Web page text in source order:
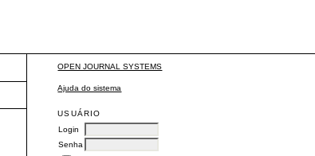
OPEN JOURNAL SYSTEMS
Ajuda do sistema
USUÁRIO
Login
Senha